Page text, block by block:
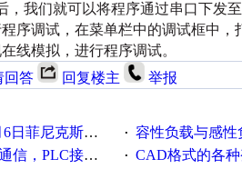
，我们就可以将程序通过串口下发
序调试，在菜单栏中的调试框中，
线模拟，进行程序调试。
回答 回复楼主 举报
斯在线研讨会即得 · 容性负载与感性负
接收到数据不稳定 · CAD格式的各